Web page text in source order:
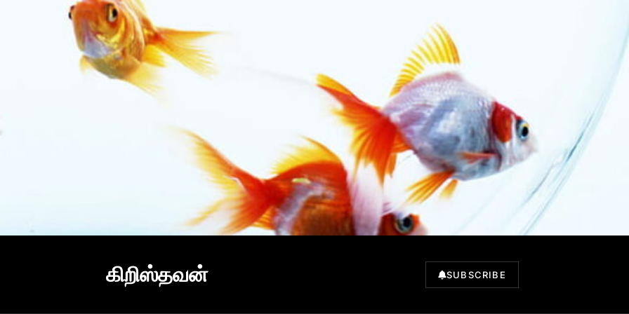
கிறிஸ்தவன் SUBSCRIBE